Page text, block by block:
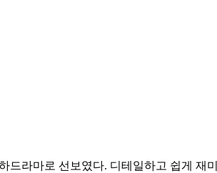
드라마로 선보였다. 디테일하고 쉽게 재